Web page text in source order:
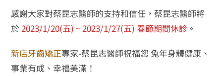
感謝大家對蔡昆志醫師的支持和信任，蔡昆志醫師將
於2023/1/20(五) ~ 2023/1/27(五) 春節期間休診 。
新店牙齒矯正專家-蔡昆志醫師祝福您 兔年身體健康、
事業有成、幸福美滿！